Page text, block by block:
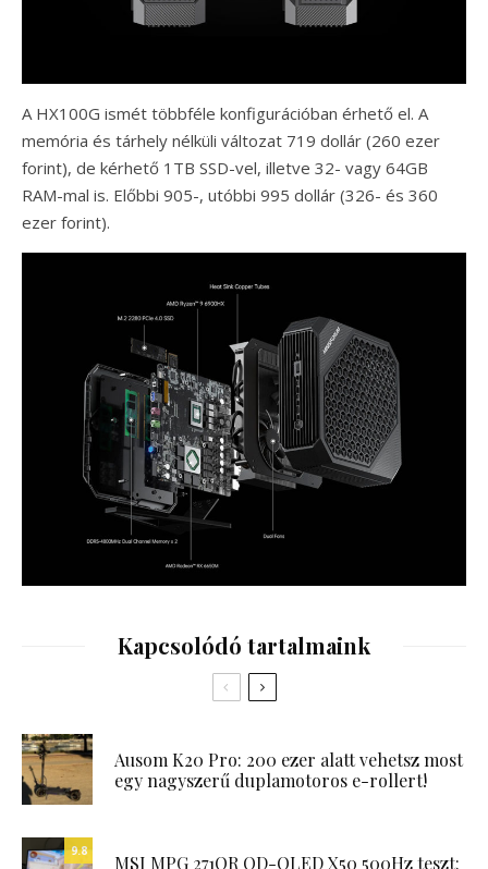
A HX100G ismét többféle konfigurációban érhető el. A
memória és tárhely nélküli változat 719 dollár (260 ezer
forint), de kérhető 1TB SSD-vel, illetve 32- vagy 64GB
RAM-mal is. Előbbi 905-, utóbbi 995 dollár (326- és 360
ezer forint).
Kapcsolódó tartalmaink
Ausom K20 Pro: 200 ezer alatt vehetsz most
egy nagyszerű duplamotoros e-rollert!
9.8
MSI MPG 271QR QD-OLED X50 500Hz teszt: